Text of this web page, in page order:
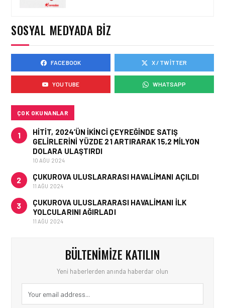
HAVAALANI • 05 AĞU 2026
ISG’NIN TERMINAL
MEMURLARINDAN CAN
KURTARAN HAMLE
SOSYAL MEDYADA BIZ
FACEBOOK X / TWITTER
YOUTUBE WHATSAPP
ÇOK OKUNANLAR
1
HITIT, 2024’ÜN IKINCI ÇEYREĞINDE SATIŞ
GELIRLERINI YÜZDE 21 ARTIRARAK 15,2 MILYON
DOLARA ULAŞTIRDI
10 AĞU 2024
2 ÇUKUROVA ULUSLARARASI HAVALIMANI AÇILDI
11 AĞU 2024
3
ÇUKUROVA ULUSLARARASI HAVALIMANI İLK
YOLCULARINI AĞIRLADI
11 AĞU 2024
BÜLTENIMIZE KATILIN
Yeni haberlerden anında haberdar olun